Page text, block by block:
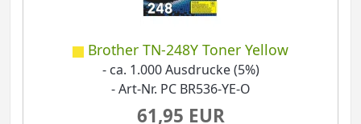
Brother TN-248Y Toner Yellow
- ca. 1.000 Ausdrucke (5%)
- Art-Nr. PC BR536-YE-O
61,95 EUR